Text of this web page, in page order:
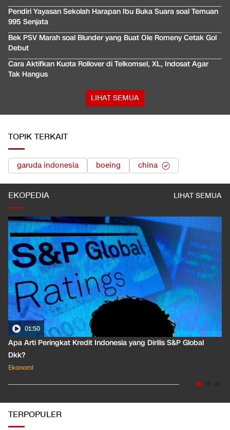
Pendiri Yayasan Sekolah Harapan Ibu Buka Suara soal Temuan
995 Senjata
Bek PSV Marah soal Blunder yang Buat Ole Romeny Cetak Gol
Debut
Cara Aktifkan Kuota Rollover di Telkomsel, XL, Indosat Agar
Tak Hangus
LIHAT SEMUA
TOPIK TERKAIT
garuda indonesia boeing china
EKOPEDIA LIHAT SEMUA
01:50
Apa Arti Peringkat Kredit Indonesia yang Dirilis S&P Global
Dkk?
Ekonomi
TERPOPULER